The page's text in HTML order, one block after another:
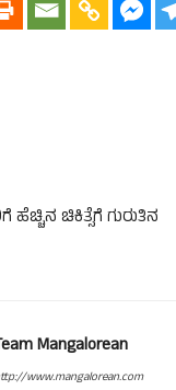
ಹೆಚ್ಚಿನ ಚಿಕಿತ್ಸೆಗೆ ಗುರುತಿನ
Mangalorean
www.mangalorean.com